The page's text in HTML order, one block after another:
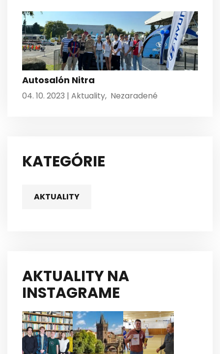
Autosalón Nitra
04. 10. 2023 | Aktuality, Nezaradené
KATEGÓRIE
AKTUALITY
AKTUALITY NA
INSTAGRAME